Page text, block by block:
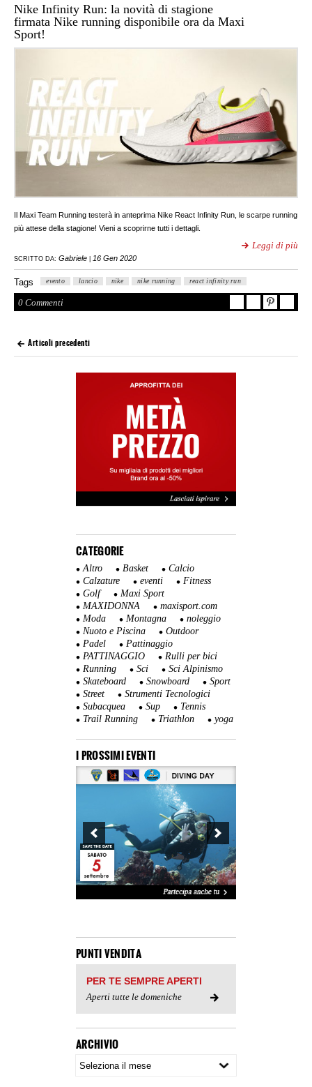
Nike Infinity Run: la novità di stagione
firmata Nike running disponibile ora da Maxi
Sport!
Il Maxi Team Running testerà in anteprima Nike React Infinity Run, le scarpe running
più attese della stagione! Vieni a scoprirne tutti i dettagli.
Leggi di più
SCRITTO DA: Gabriele 16 Gen 2020
Tags evento lancio nike nike running react infinity run
0 Commenti
Articoli precedenti
CATEGORIE
Altro Basket
Calcio
Calzature
eventi
Fitness
Golf
Maxi Sport
MAXIDONNA
maxisport.com
Moda
Montagna
noleggio
Nuoto e Piscina
Outdoor
Padel
Pattinaggio
PATTINAGGIO
Rulli per bici
Running
Sci
Sci Alpinismo
Skateboard
Snowboard
Sport
Street
Strumenti Tecnologici
Subacquea
Sup
Tennis
Trail Running
Triathlon yoga
I PROSSIMI EVENTI
PUNTI VENDITA
PER TE SEMPRE APERTI
Aperti tutte le domeniche
ARCHIVIO